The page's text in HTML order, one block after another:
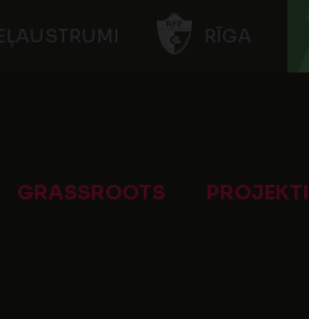
RĪGA
GRASSROOTS PROJEKTI